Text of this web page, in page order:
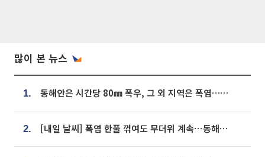
많이 본 뉴스
1. 동해안은 시간당 80㎜ 폭우, 그 외 지역은 폭염…‘극과 극 날씨’
2. [내일 날씨] 폭염 한풀 꺾여도 무더위 계속⋯동해안 이틀 연속 비